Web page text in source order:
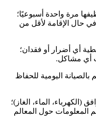
مرة واحدة أسبوعيًا؛
حال الإقامة لأقل من
أي أضرار أو فقدان؛
أي مشاكل.
اليومية للحفاظ
الماء، الغاز)؛
المعلومات حول المعالم